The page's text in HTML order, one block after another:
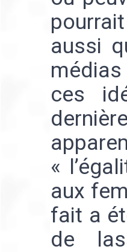
aussi
ces
«
aux
fait a
de